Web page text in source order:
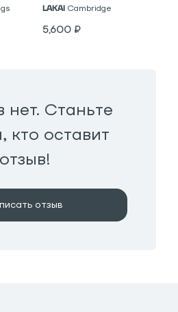
LAKAI Cambridge
5,600 ₽
нет. Станьте
кто оставит
отзыв!
отзыв